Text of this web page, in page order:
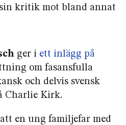
kritik mot bland annat
ger i ett inlägg på
om fasansfulla
och delvis svensk
Charlie Kirk.
en ung familjefar med